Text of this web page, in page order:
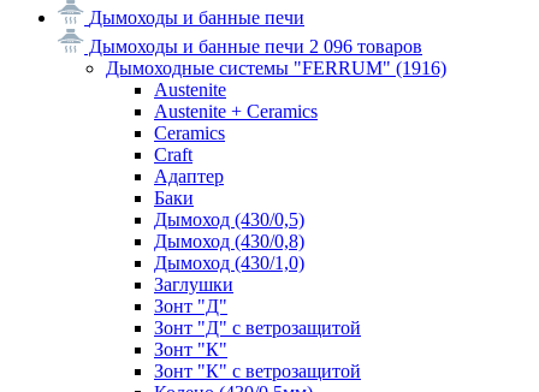
Дымоходы и банные печи
Дымоходы и банные печи 2 096 товаров
Дымоходные системы "FERRUM" (1916)
Austenite
Austenite + Ceramics
Ceramics
Craft
Адаптер
Баки
Дымоход (430/0,5)
Дымоход (430/0,8)
Дымоход (430/1,0)
Заглушки
Зонт "Д"
Зонт "Д" с ветрозащитой
Зонт "К"
Зонт "К" с ветрозащитой